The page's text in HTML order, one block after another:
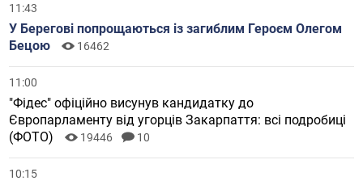
11:43
У Берегові попрощаються із загиблим Героєм Олегом
Бецою
16462
11:00
"Фідес" офіційно висунув кандидатку до
Європарламенту від угорців Закарпаття: всі подробиці
(ФОТО)
19446 10
10:15